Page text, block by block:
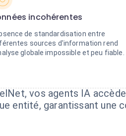
incohérentes
de standardisation entre
sources d'information rend
globale impossible et peu fiable.
vos agents IA
entité, garantissant une